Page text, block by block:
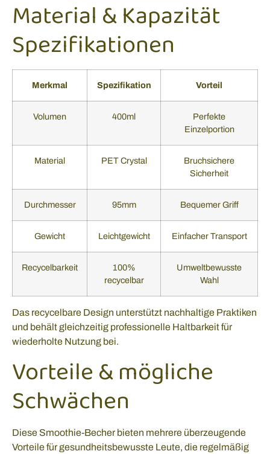
Material & Kapazität
Spezifikationen
Merkmal Spezifikation Vorteil
Volumen 400ml
Perfekte
Einzelportion
Material PET Crystal
Bruchsichere
Sicherheit
Durchmesser 95mm Bequemer Griff
Gewicht Leichtgewicht Einfacher Transport
Recycelbarkeit
100%
recycelbar
Umweltbewusste
Wahl
Das recycelbare Design unterstützt nachhaltige Praktiken
und behält gleichzeitig professionelle Haltbarkeit für
wiederholte Nutzung bei.
Vorteile & mögliche
Schwächen
Diese Smoothie-Becher bieten mehrere überzeugende
Vorteile für gesundheitsbewusste Leute, die regelmäßig